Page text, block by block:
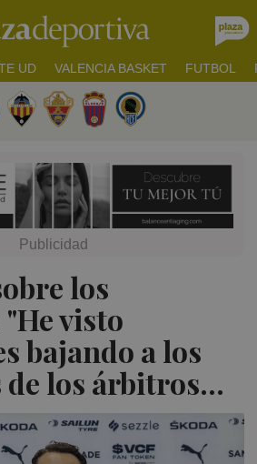
UD VALENCIA BASKET FUTBOL
los
visto
bajando a los
los árbitros...